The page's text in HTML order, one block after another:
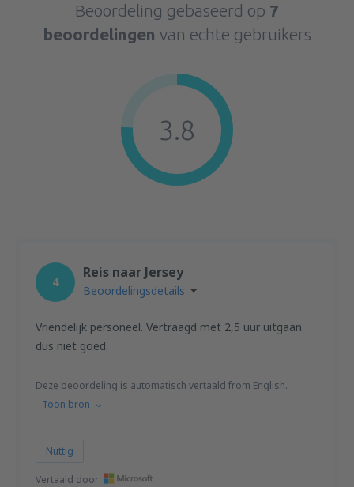
Beoordeling gebaseerd op 7
beoordelingen van echte gebruikers
3.8
4
Reis naar Jersey
Beoordelingsdetails
Vriendelijk personeel. Vertraagd met 2,5 uur uitgaan
dus niet goed.
Deze beoordeling is automatisch vertaald from English.
Toon bron
Nuttig
Vertaald door